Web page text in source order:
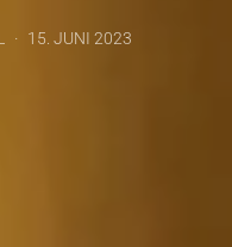
15. JUNI 2023